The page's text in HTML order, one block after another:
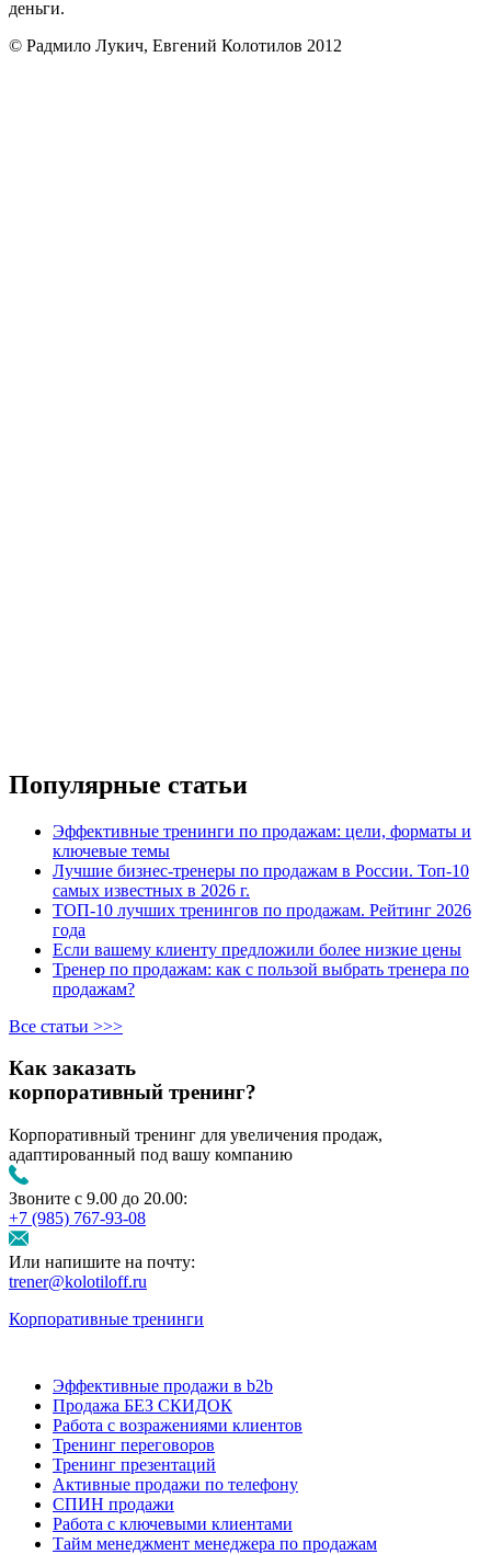
деньги.
© Радмило Лукич, Евгений Колотилов 2012
Популярные статьи
Эффективные тренинги по продажам: цели, форматы и
ключевые темы
Лучшие бизнес-тренеры по продажам в России. Топ-10
самых известных в 2026 г.
ТОП-10 лучших тренингов по продажам. Рейтинг 2026
года
Если вашему клиенту предложили более низкие цены
Тренер по продажам: как с пользой выбрать тренера по
продажам?
Все статьи >>>
Как заказать
корпоративный тренинг?
Корпоративный тренинг для увеличения продаж,
адаптированный под вашу компанию
Звоните с 9.00 до 20.00:
+7 (985) 767‑93‑08
Или напишите на почту:
trener@kolotiloff.ru
Корпоративные тренинги
Эффективные продажи в b2b
Продажа БЕЗ СКИДОК
Работа с возражениями клиентов
Тренинг переговоров
Тренинг презентаций
Активные продажи по телефону
СПИН продажи
Работа с ключевыми клиентами
Тайм менеджмент менеджера по продажам